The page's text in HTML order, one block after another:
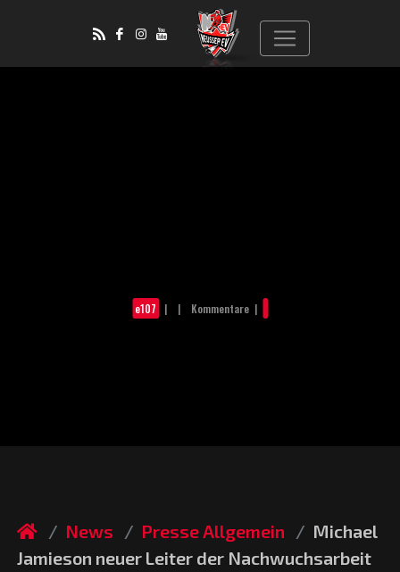
e107 | | Kommentare |
News Presse Allgemein
Michael
Jamieson neuer Leiter der Nachwuchsarbeit